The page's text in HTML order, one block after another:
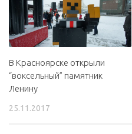
В Красноярске открыли
“воксельный” памятник
Ленину
25.11.2017